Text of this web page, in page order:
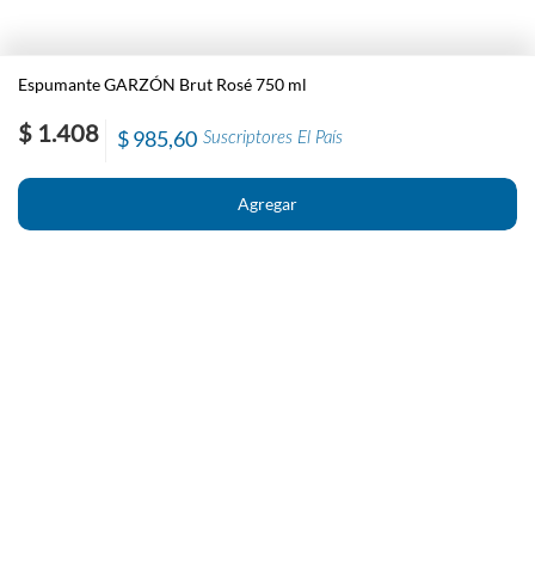
Espumante GARZÓN Brut Rosé 750 ml
$ 1.408 Suscriptores El País
$ 985,60